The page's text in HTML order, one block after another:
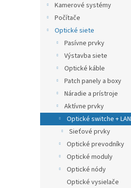
Kamerové systémy
Počítače
Optické siete
Pasívne prvky
Výstavba siete
Optické káble
Patch panely a boxy
Náradie a prístroje
Aktívne prvky
Optické switche + LAN
Sieťové prvky
Optické prevodníky
Optické moduly
Optické nódy
Optické vysielače